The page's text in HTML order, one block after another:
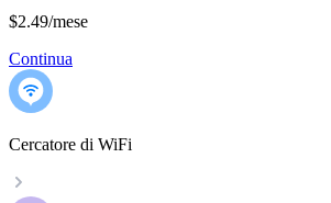
$2.49/mese
Continua
Cercatore di WiFi